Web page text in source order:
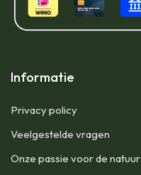
Informatie
Privacy policy
Veelgestelde vragen
Onze passie voor de natuur